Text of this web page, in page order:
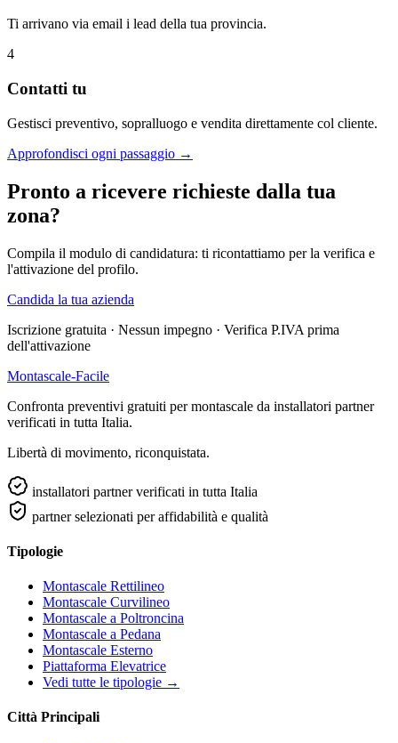
Ti arrivano via email i lead della tua provincia.
4
Contatti tu
Gestisci preventivo, sopralluogo e vendita direttamente col cliente.
Approfondisci ogni passaggio →
Pronto a ricevere richieste dalla tua
zona?
Compila il modulo di candidatura: ti ricontattiamo per la verifica e
l'attivazione del profilo.
Candida la tua azienda
Iscrizione gratuita · Nessun impegno · Verifica P.IVA prima
dell'attivazione
Montascale-Facile
Confronta preventivi gratuiti per montascale da installatori partner
verificati in tutta Italia.
Libertà di movimento, riconquistata.
installatori partner verificati in tutta Italia
partner selezionati per affidabilità e qualità
Tipologie
Montascale Rettilineo
Montascale Curvilineo
Montascale a Poltroncina
Montascale a Pedana
Montascale Esterno
Piattaforma Elevatrice
Vedi tutte le tipologie →
Città Principali